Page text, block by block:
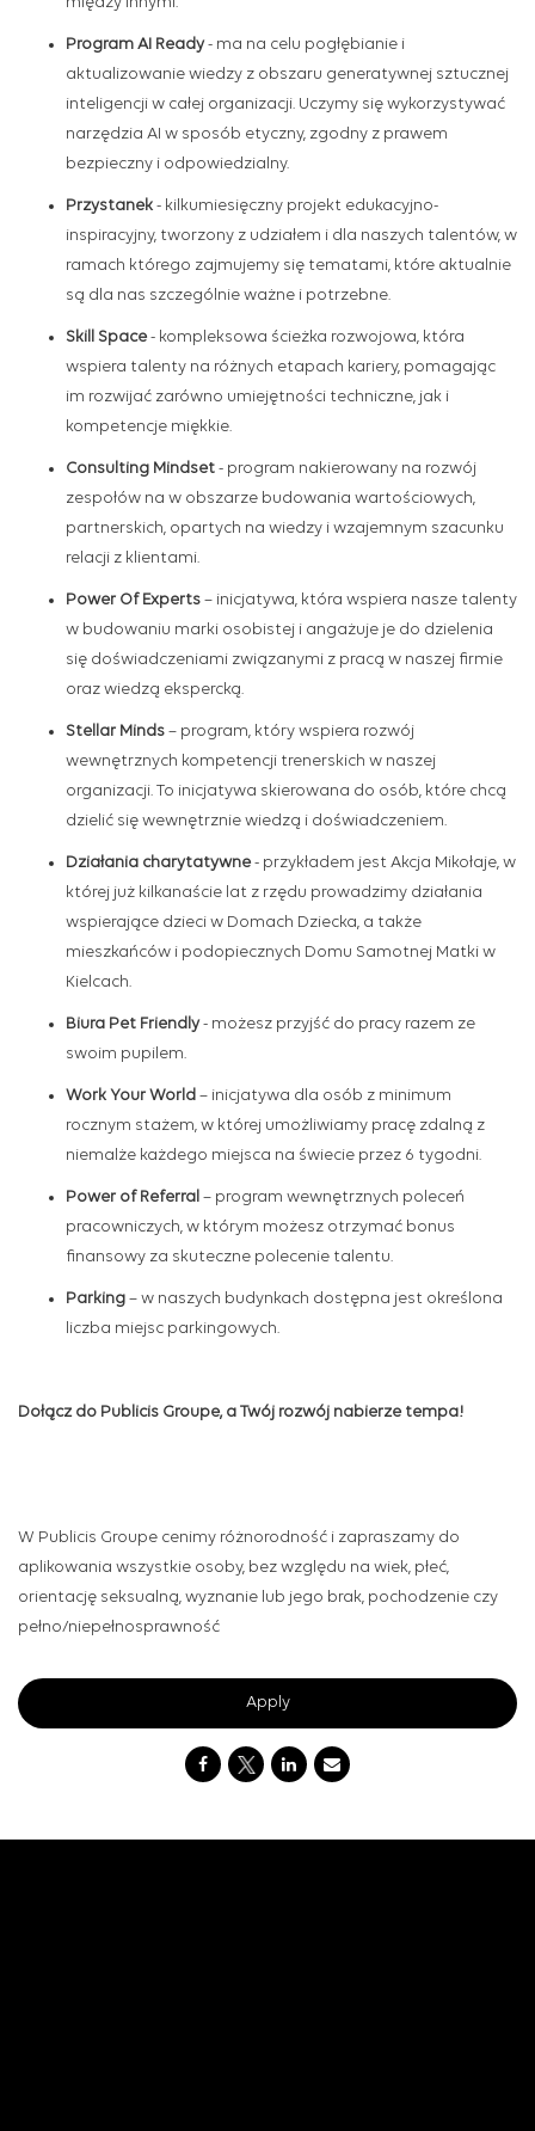
Program AI Ready- ma na celu pogłębianie i
aktualizowanie wiedzy z obszaru generatywnej sztucznej
inteligencji w całej organizacji. Uczymy się wykorzystywać
narzędzia AI w sposób etyczny, zgodny z prawem
bezpieczny i odpowiedzialny.
Przystanek - kilkumiesięczny projekt edukacyjno-
inspiracyjny, tworzony z udziałem i dla naszych talentów, w
ramach którego zajmujemy się tematami, które aktualnie
są dla nas szczególnie ważne i potrzebne.
Skill Space - kompleksowa ścieżka rozwojowa, która
wspiera talenty na różnych etapach kariery, pomagając
im rozwijać zarówno umiejętności techniczne, jak i
kompetencje miękkie.
Consulting Mindset - program nakierowany na rozwój
zespołów na w obszarze budowania wartościowych,
partnerskich, opartych na wiedzy i wzajemnym szacunku
relacji z klientami.
Power Of Experts – inicjatywa, która wspiera nasze talenty
w budowaniu marki osobistej i angażuje je do dzielenia
się doświadczeniami związanymi z pracą w naszej firmie
oraz wiedzą ekspercką.
Stellar Minds – program, który wspiera rozwój
wewnętrznych kompetencji trenerskich w naszej
organizacji. To inicjatywa skierowana do osób, które chcą
dzielić się wewnętrznie wiedzą i doświadczeniem.
Działania charytatywne - przykładem jest Akcja Mikołaje, w
której już kilkanaście lat z rzędu prowadzimy działania
wspierające dzieci w Domach Dziecka, a także
mieszkańców i podopiecznych Domu Samotnej Matki w
Kielcach.
Biura Pet Friendly- możesz przyjść do pracy razem ze
swoim pupilem.
Work Your World – inicjatywa dla osób z minimum
rocznym stażem, w której umożliwiamy pracę zdalną z
niemalże każdego miejsca na świecie przez 6 tygodni.
Power of Referral – program wewnętrznych poleceń
pracowniczych, w którym możesz otrzymać bonus
finansowy za skuteczne polecenie talentu.
Parking – w naszych budynkach dostępna jest określona
liczba miejsc parkingowych.
Dołącz do Publicis Groupe, a Twój rozwój nabierze tempa!
W Publicis Groupe cenimy różnorodność i zapraszamy do
aplikowania wszystkie osoby, bez względu na wiek, płeć,
orientację seksualną, wyznanie lub jego brak, pochodzenie czy
pełno/niepełnosprawność
Apply